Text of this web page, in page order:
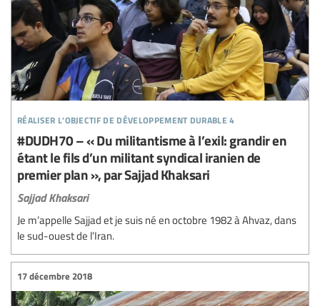
réaliser l’objectif de développement durable 4
#DUDH70 – « Du militantisme à l’exil: grandir en
étant le fils d’un militant syndical iranien de
premier plan », par Sajjad Khaksari
Sajjad Khaksari
Je m’appelle Sajjad et je suis né en octobre 1982 à Ahvaz, dans
le sud-ouest de l’Iran.
17 décembre 2018